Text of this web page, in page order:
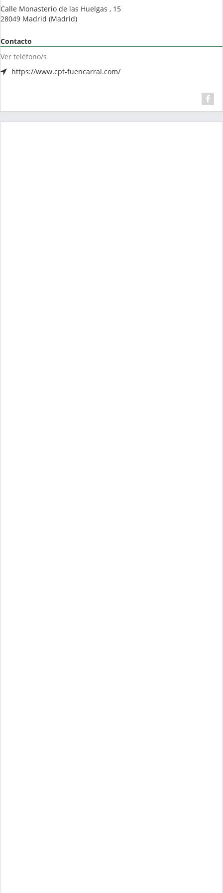
Calle Monasterio de las Huelgas , 15
28049 Madrid (Madrid)
Contacto
Ver teléfono/s
https://www.cpt-fuencarral.com/